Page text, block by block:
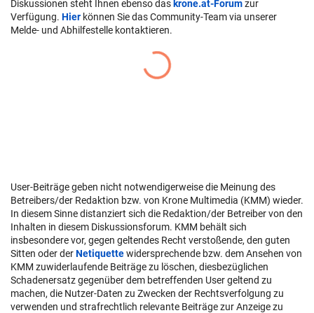
Diskussionen steht Ihnen ebenso das krone.at-Forumzur
Verfügung. Hier können Sie das Community-Team via unserer
Melde- und Abhilfestelle kontaktieren.
User-Beiträge geben nicht notwendigerweise die Meinung des
Betreibers/der Redaktion bzw. von Krone Multimedia (KMM) wieder.
In diesem Sinne distanziert sich die Redaktion/der Betreiber von den
Inhalten in diesem Diskussionsforum. KMM behält sich
insbesondere vor, gegen geltendes Recht verstoßende, den guten
Sitten oder derNetiquettewidersprechende bzw. dem Ansehen von
KMM zuwiderlaufende Beiträge zu löschen, diesbezüglichen
Schadenersatz gegenüber dem betreffenden User geltend zu
machen, die Nutzer-Daten zu Zwecken der Rechtsverfolgung zu
verwenden und strafrechtlich relevante Beiträge zur Anzeige zu